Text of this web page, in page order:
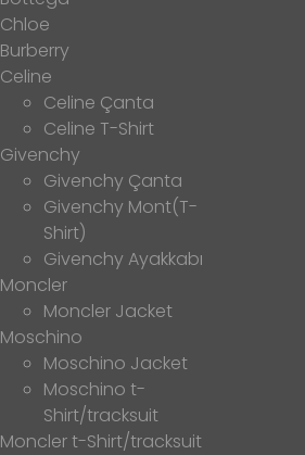
Chloe
Burberry
Celine
Celine Çanta
Celine T-Shirt
Givenchy
Givenchy Çanta
Givenchy Mont(T-
Shirt)
Givenchy Ayakkabı
Moncler
Moncler Jacket
Moschino
Moschino Jacket
Moschino t-
Shirt/tracksuit
Moncler t-Shirt/tracksuit